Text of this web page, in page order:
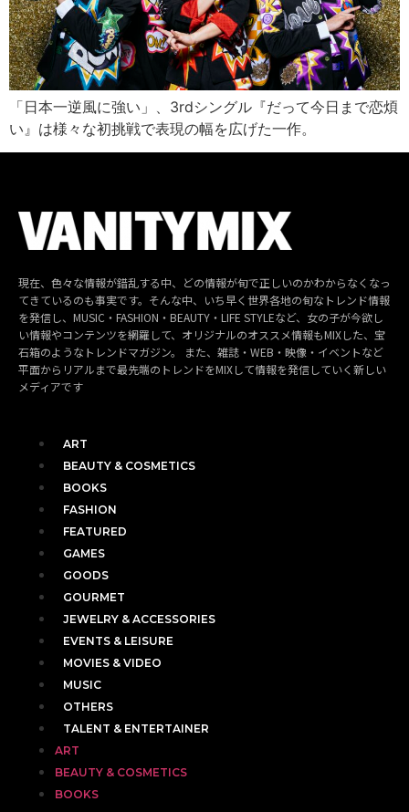
「日本一逆風に強い」、3rdシングル『だって今日まで恋煩
い』は様々な初挑戦で表現の幅を広げた一作。
現在、色々な情報が錯乱する中、どの情報が旬で正しいのかわからなくなっ
てきているのも事実です。そんな中、いち早く世界各地の旬なトレンド情報
を発信し、MUSIC・FASHION・BEAUTY・LIFE STYLEなど、女の子が今欲し
い情報やコンテンツを網羅して、オリジナルのオススメ情報もMIXした、宝
石箱のようなトレンドマガジン。 また、雑誌・WEB・映像・イベントなど
平面からリアルまで最先端のトレンドをMIXして情報を発信していく新しい
メディアです
ART
BEAUTY & COSMETICS
BOOKS
FASHION
FEATURED
GAMES
GOODS
GOURMET
JEWELRY & ACCESSORIES
EVENTS & LEISURE
MOVIES & VIDEO
MUSIC
OTHERS
TALENT & ENTERTAINER
ART
BEAUTY & COSMETICS
BOOKS